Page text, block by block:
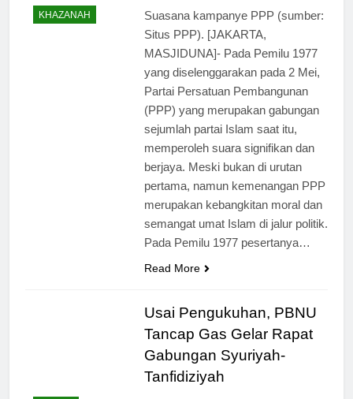
KHAZANAH
Suasana kampanye PPP (sumber:
Situs PPP). [JAKARTA,
MASJIDUNA]- Pada Pemilu 1977
yang diselenggarakan pada 2 Mei,
Partai Persatuan Pembangunan
(PPP) yang merupakan gabungan
sejumlah partai Islam saat itu,
memperoleh suara signifikan dan
berjaya. Meski bukan di urutan
pertama, namun kemenangan PPP
merupakan kebangkitan moral dan
semangat umat Islam di jalur politik.
Pada Pemilu 1977 pesertanya…
Read More
Usai Pengukuhan, PBNU
Tancap Gas Gelar Rapat
Gabungan Syuriyah-
Tanfidiziyah